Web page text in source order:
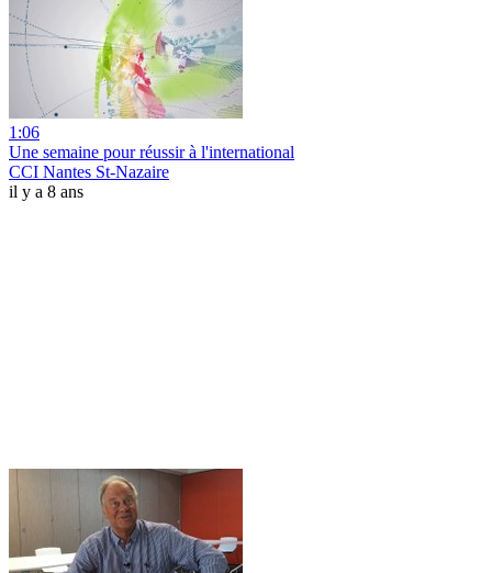
1:06
Une semaine pour réussir à l'international
CCI Nantes St-Nazaire
il y a 8 ans